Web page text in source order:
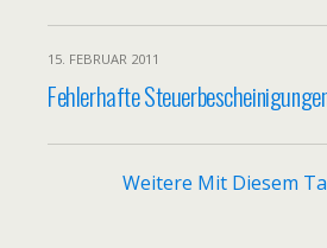
15. FEBRUAR 2011
Fehlerhafte
Weitere Mit Diesem